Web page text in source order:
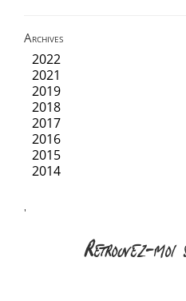
Archives
2022
2021
2019
2018
2017
2016
2015
2014
'
Retrouvez-